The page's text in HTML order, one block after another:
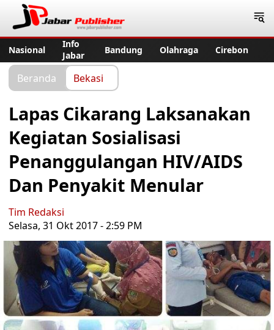
Nasional
Info
Jabar
Bandung Olahraga Cirebon
Beranda Bekasi
Lapas Cikarang Laksanakan
Kegiatan Sosialisasi
Penanggulangan HIV/AIDS
Dan Penyakit Menular
Tim Redaksi
Selasa, 31 Okt 2017 - 2:59 PM